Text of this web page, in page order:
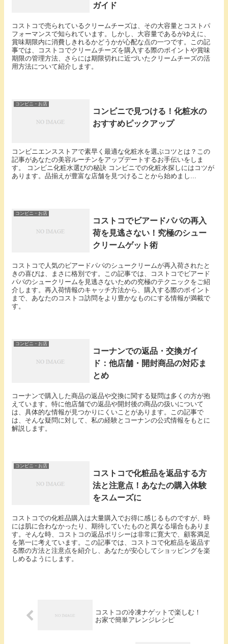
ガイド
コストコで売られているクリームチーズは、その大容量とコストパ
フォーマンスで知られています。しかし、大容量であるがゆえに、
賞味期限内に消費しきれるかどうかが心配な点の一つです。この記
事では、コストコでクリームチーズを購入する際のポイントや賞味
期限の管理方法、さらには期限切れに近づいたクリームチーズの活
用方法について紹介します。
コンビニ・お店
コンビニで見つける！化粧水の
おすすめピックアップ
コンビニエンスストアで素早く最適な化粧水を選ぶコツとは？この
記事があなたの美容ルーチンをアップデートするお手伝いをしま
す。 コンビニ化粧水選びの秘訣 コンビニでの化粧水探しにはコツが
あります。品揃えが豊富な店舗を見つけることから始めまし...
コンビニ・お店
コストコでビアードパパの再入
荷を見逃さない！究極のシュー
クリームゲット術
コストコで人気のビアードパパのシュークリームが再入荷されたと
きの喜びは、まさに格別です。この記事では、コストコでビアード
パパのシュークリームを見逃さないための究極のテクニックをご紹
介します。再入荷情報のキャッチ方法から、購入する際のポイント
まで、あなたのコストコ訪問をより豊かなものにする情報が満載で
す。
コンビニ・お店
コーナンでの返品・交換ガイ
ド：他店舗・開封商品の対応ま
とめ
コーナンで購入した商品の返品や交換に関する疑問は多くの方が抱
えています。特に他店舗での返品や開封後の商品の扱いについて
は、具体的な情報が見つかりにくいことがあります。この記事で
は、そんな疑問に対して、私の経験とコーナンの公式情報をもとに
解説します。
コンビニ・お店
コストコで化粧品を返品する方
法と注意点！あなたの購入体験
をスムーズに
コストコでの化粧品購入は大量購入でお得に感じるものですが、時
には肌に合わなかったり、期待していたものと異なる場合もありま
す。そんな時、コストコの返品ポリシーは非常に寛大で、顧客満足
を第一に考えています。この記事では、コストコで化粧品を返品す
る際の方法と注意点を紹介し、あなたが安心してショッピングを楽
しめるようにします。
コストコの冷凍ナゲットで楽しむ！
お家で簡単アレンジレシピ